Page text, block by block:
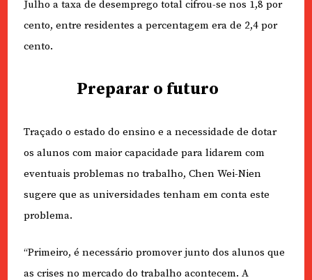
Julho a taxa de desemprego total cifrou-se nos 1,8 por
cento, entre residentes a percentagem era de 2,4 por
cento.
Preparar o futuro
Traçado o estado do ensino e a necessidade de dotar
os alunos com maior capacidade para lidarem com
eventuais problemas no trabalho, Chen Wei-Nien
sugere que as universidades tenham em conta este
problema.
“Primeiro, é necessário promover junto dos alunos que
as crises no mercado do trabalho acontecem. A